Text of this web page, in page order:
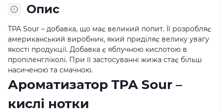
Опис
TPA Sour – добавка, що має великий попит. Її розробляє
американський виробник, який приділяє велику увагу
якості продукції. Добавка є яблучною кислотою в
пропіленгліколі. При її застосуванні жижа стає більш
насиченою та смачною.
Ароматизатор TPA Sour –
кислі нотки